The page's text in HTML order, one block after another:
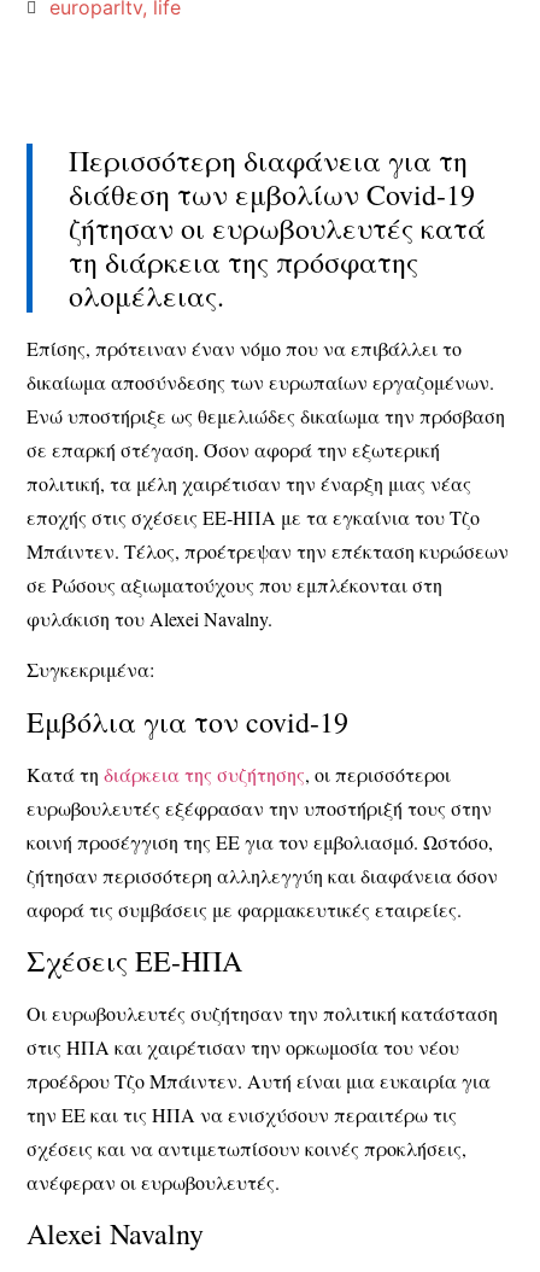
europarltv, life
Περισσότερη διαφάνεια για τη
διάθεση των εμβολίων Covid-19
ζήτησαν οι ευρωβουλευτές κατά
τη διάρκεια της πρόσφατης
ολομέλειας.
Επίσης, πρότειναν έναν νόμο που να επιβάλλει το
δικαίωμα αποσύνδεσης των ευρωπαίων εργαζομένων.
Ενώ υποστήριξε ως θεμελιώδες δικαίωμα την πρόσβαση
σε επαρκή στέγαση. Όσον αφορά την εξωτερική
πολιτική, τα μέλη χαιρέτισαν την έναρξη μιας νέας
εποχής στις σχέσεις ΕΕ-ΗΠΑ με τα εγκαίνια του Τζο
Μπάιντεν. Τέλος, προέτρεψαν την επέκταση κυρώσεων
σε Ρώσους αξιωματούχους που εμπλέκονται στη
φυλάκιση του Alexei Navalny.
Συγκεκριμένα:
Εμβόλια για τον covid-19
Κατά τηδιάρκεια της συζήτησης, οι περισσότεροι
ευρωβουλευτές εξέφρασαν την υποστήριξή τους στην
κοινή προσέγγιση της ΕΕ για τον εμβολιασμό. Ωστόσο,
ζήτησαν περισσότερη αλληλεγγύη και διαφάνεια όσον
αφορά τις συμβάσεις με φαρμακευτικές εταιρείες.
Σχέσεις ΕΕ-ΗΠΑ
Οι ευρωβουλευτές συζήτησαν την πολιτική κατάσταση
στις ΗΠΑ και χαιρέτισαν την ορκωμοσία του νέου
προέδρου Τζο Μπάιντεν. Αυτή είναι μια ευκαιρία για
την ΕΕ και τις ΗΠΑ να ενισχύσουν περαιτέρω τις
σχέσεις και να αντιμετωπίσουν κοινές προκλήσεις,
ανέφεραν οι ευρωβουλευτές.
Alexei Navalny